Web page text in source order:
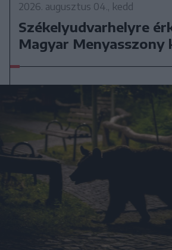
2026. augusztus 04., kedd
Székelyudvarhelyre
Magyar Menyasszony